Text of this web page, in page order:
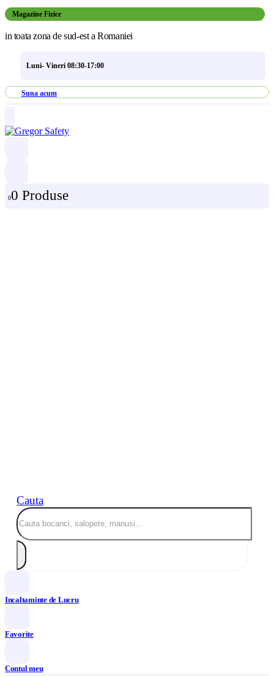
Magazine Fizice
in toata zona de sud-est a Romaniei
Luni- Vineri 08:30-17:00
Suna acum
00 Produse
Cauta
Incaltaminte de Lucru
Favorite
Contul meu